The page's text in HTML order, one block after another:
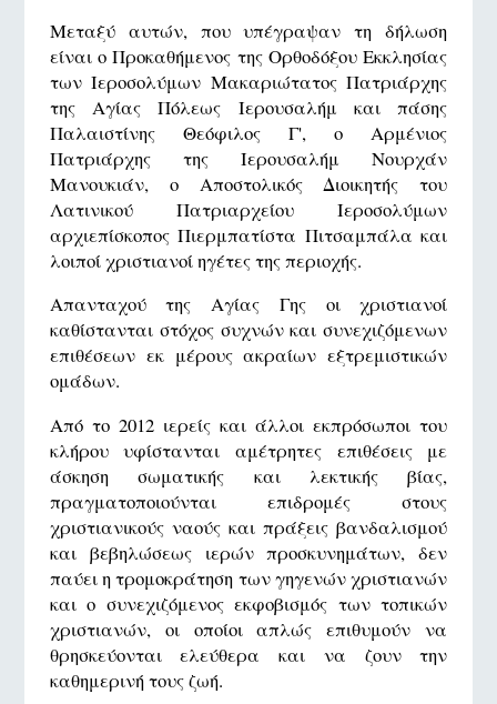
Μεταξύ αυτών, που υπέγραψαν τη δήλωση
είναι ο Προκαθήμενος της Ορθοδόξου Εκκλησίας
των Ιεροσολύμων Μακαριώτατος Πατριάρχης
της Αγίας Πόλεως Ιερουσαλήμ και πάσης
Παλαιστίνης Θεόφιλος Γ', ο Αρμένιος
Πατριάρχης της Ιερουσαλήμ Νουρχάν
Μανουκιάν, ο Αποστολικός Διοικητής του
Λατινικού Πατριαρχείου Ιεροσολύμων
αρχιεπίσκοπος Πιερμπατίστα Πιτσαμπάλα και
λοιποί χριστιανοί ηγέτες της περιοχής.
Απανταχού της Αγίας Γης οι χριστιανοί
καθίστανται στόχος συχνών και συνεχιζόμενων
επιθέσεων εκ μέρους ακραίων εξτρεμιστικών
ομάδων.
Από το 2012 ιερείς και άλλοι εκπρόσωποι του
κλήρου υφίστανται αμέτρητες επιθέσεις με
άσκηση σωματικής και λεκτικής βίας,
πραγματοποιούνται επιδρομές στους
χριστιανικούς ναούς και πράξεις βανδαλισμού
και βεβηλώσεως ιερών προσκυνημάτων, δεν
παύει η τρομοκράτηση των γηγενών χριστιανών
και ο συνεχιζόμενος εκφοβισμός των τοπικών
χριστιανών, οι οποίοι απλώς επιθυμούν να
θρησκεύονται ελεύθερα και να ζουν την
καθημερινή τους ζωή.